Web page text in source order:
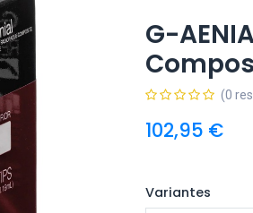
G-
(0
102,95 €
Variantes